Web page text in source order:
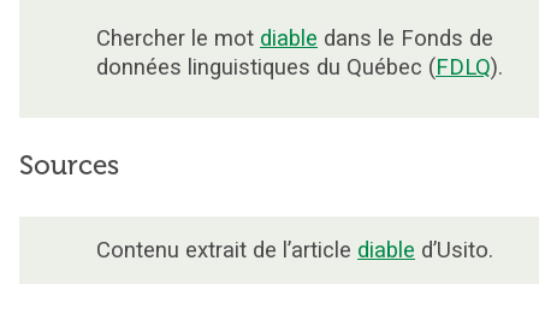
Chercher le mot diable dans le Fonds de
données linguistiques du Québec (FDLQ).
Sources
Contenu extrait de l’article diable d’Usito.